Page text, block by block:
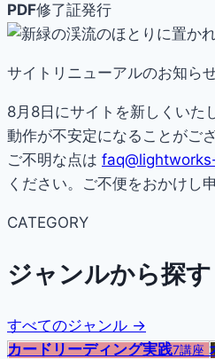
PDF修了証発行
サイトリニューアルのお知ら
8月8日にサイトを新しくいた
動作が不安定になることがご
ご不明な点は
ください。ご不便をおかけし
CATEGORY
ジャンルから探す
すべてのジャンル →
カードリーディング実践7講座